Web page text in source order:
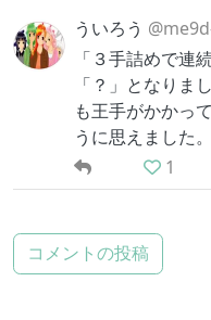
ういろう
「３手詰めで連
「？」となりま
も王手がかかっ
うに思えました。
1
コメントの投稿